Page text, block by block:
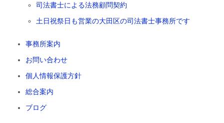
司法書士による法務顧問契約
土日祝祭日も営業の大田区の司法書士事務所です
事務所案内
お問い合わせ
個人情報保護方針
総合案内
ブログ